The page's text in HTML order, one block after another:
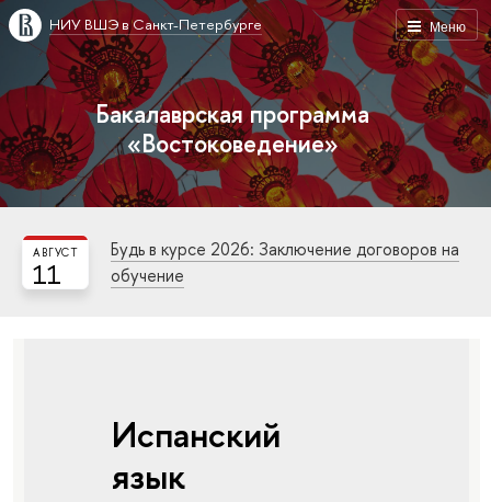
Меню
НИУ ВШЭ в Санкт-Петербурге
Бакалаврская программа
«Востоковедение»
11
АВГУСТ
Будь в курсе 2026: Заключение договоров на
обучение
Испанский
язык